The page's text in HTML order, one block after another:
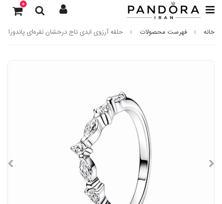
0
خانه فهرست محصولات حلقه آرزوی ابدی تاج درخشان نقره‌ای پاندورا